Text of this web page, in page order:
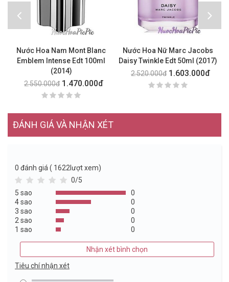
Nước Hoa Nam Mont Blanc
Emblem Intense Edt 100ml
(2014)
2.550.000đ 1.470.000đ
Nước Hoa Nữ Marc Jacobs
Daisy Twinkle Edt 50ml (2017)
2.520.000đ 1.603.000đ
ĐÁNH GIÁ VÀ NHẬN XÉT
0 đánh giá ( 1622lượt xem)
0/5
5 sao
0
4 sao
0
3 sao
0
2 sao
0
1 sao
0
Nhận xét bình chọn
Tiêu chí nhận xét